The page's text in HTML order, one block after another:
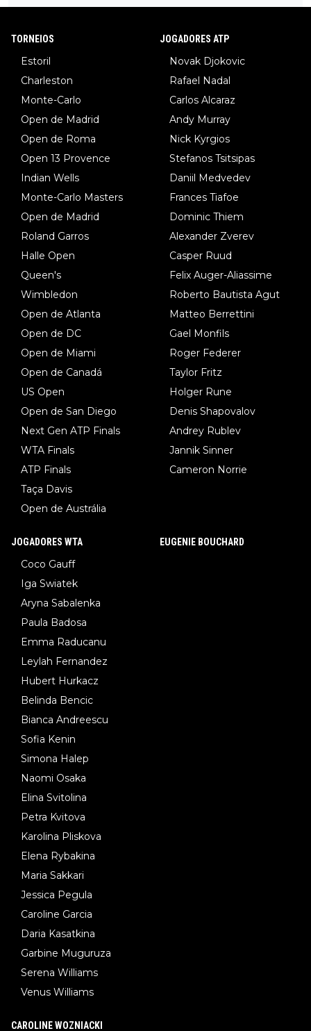
TORNEIOS
Estoril
Charleston
Monte-Carlo
Open de Madrid
Open de Roma
Open 13 Provence
Indian Wells
Monte-Carlo Masters
Open de Madrid
Roland Garros
Halle Open
Queen's
Wimbledon
Open de Atlanta
Open de DC
Open de Miami
Open de Canadá
US Open
Open de San Diego
Next Gen ATP Finals
WTA Finals
ATP Finals
Taça Davis
Open de Austrália
JOGADORES ATP
Novak Djokovic
Rafael Nadal
Carlos Alcaraz
Andy Murray
Nick Kyrgios
Stefanos Tsitsipas
Daniil Medvedev
Frances Tiafoe
Dominic Thiem
Alexander Zverev
Casper Ruud
Felix Auger-Aliassime
Roberto Bautista Agut
Matteo Berrettini
Gael Monfils
Roger Federer
Taylor Fritz
Holger Rune
Denis Shapovalov
Andrey Rublev
Jannik Sinner
Cameron Norrie
JOGADORES WTA
Coco Gauff
Iga Swiatek
Aryna Sabalenka
Paula Badosa
Emma Raducanu
Leylah Fernandez
Hubert Hurkacz
Belinda Bencic
Bianca Andreescu
Sofia Kenin
Simona Halep
Naomi Osaka
Elina Svitolina
Petra Kvitova
Karolina Pliskova
Elena Rybakina
Maria Sakkari
Jessica Pegula
Caroline Garcia
Daria Kasatkina
Garbine Muguruza
Serena Williams
Venus Williams
EUGENIE BOUCHARD
CAROLINE WOZNIACKI